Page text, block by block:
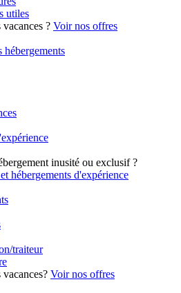
utiles
? Voir nos offres
hébergements
inusité ou exclusif ?
hébergements d'expérience
traiteur
Voir nos offres